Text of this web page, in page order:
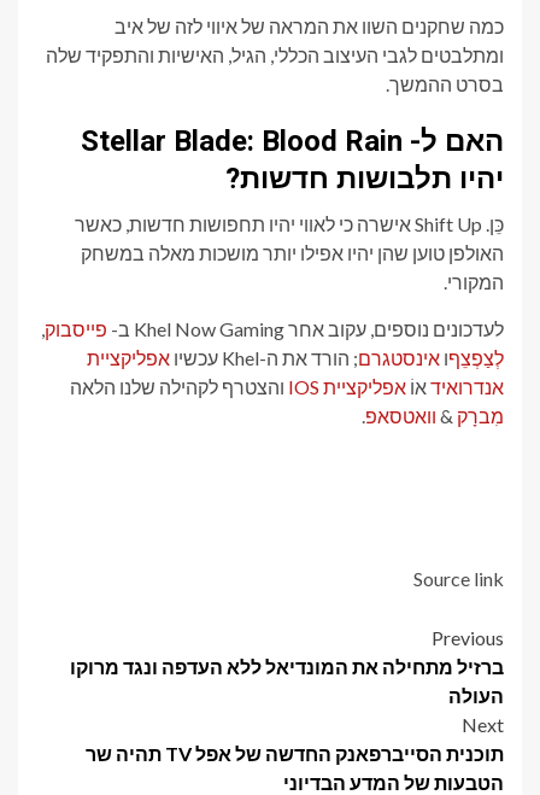
כמה שחקנים השוו את המראה של איווי לזה של איב
ומתלבטים לגבי העיצוב הכללי, הגיל, האישיות והתפקיד שלה
בסרט ההמשך.
האם ל- Stellar Blade: Blood Rain
יהיו תלבושות חדשות?
כֵּן. Shift Up אישרה כי לאווי יהיו תחפושות חדשות, כאשר
האולפן טוען שהן יהיו אפילו יותר מושכות מאלה במשחק
המקורי.
לעדכונים נוספים, עקוב אחר Khel Now Gaming ב- פייסבוק,
לְצַפְצֵףו אינסטגרם; הורד את ה-Khel עכשיו
אפליקציית
אנדרואידאוֹ אפליקציית IOS
והצטרף לקהילה שלנו הלאה
מִברָק & וואטסאפ.
Source link
Post
navigation
Previous
ברזיל מתחילה את המונדיאל ללא העדפה ונגד מרוקו
העולה
Next
תוכנית הסייברפאנק החדשה של אפל TV תהיה שר
הטבעות של המדע הבדיוני